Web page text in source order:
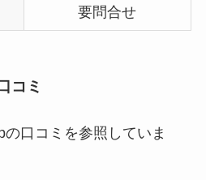
要問合せ
コミ
口コミを参照していま